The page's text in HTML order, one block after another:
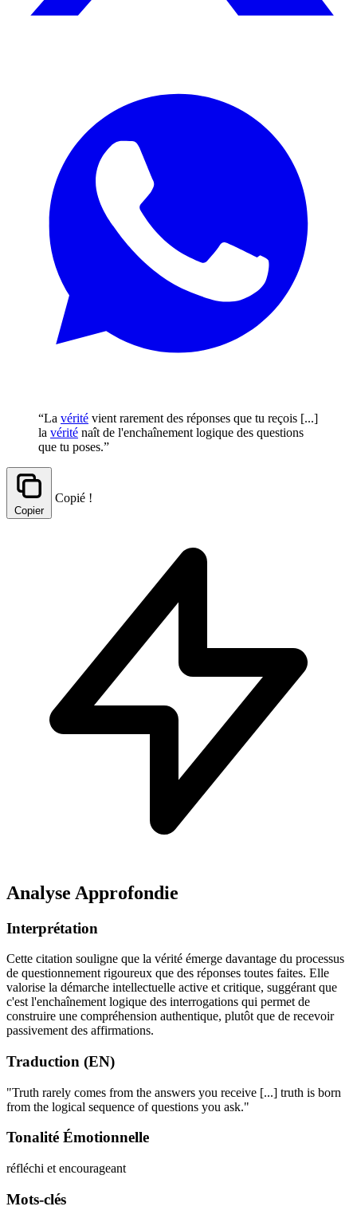
“La vérité vient rarement des réponses que tu reçois [...]
la vérité naît de l'enchaînement logique des questions
que tu poses.”
Copier
Copié !
Analyse Approfondie
Interprétation
Cette citation souligne que la vérité émerge davantage du processus
de questionnement rigoureux que des réponses toutes faites. Elle
valorise la démarche intellectuelle active et critique, suggérant que
c'est l'enchaînement logique des interrogations qui permet de
construire une compréhension authentique, plutôt que de recevoir
passivement des affirmations.
Traduction (EN)
"Truth rarely comes from the answers you receive [...] truth is born
from the logical sequence of questions you ask."
Tonalité Émotionnelle
réfléchi et encourageant
Mots-clés